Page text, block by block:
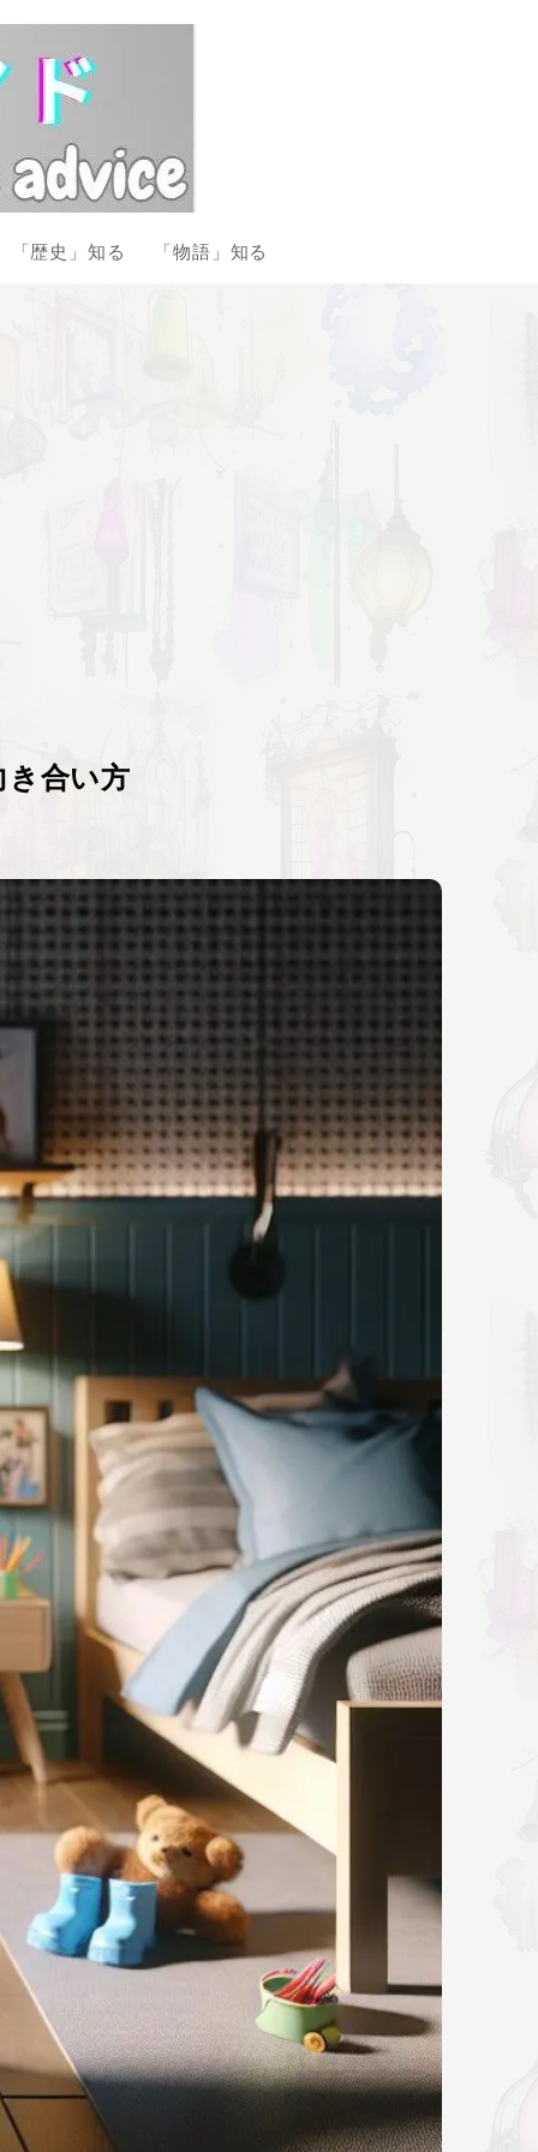
「歴史」知る 「物語」知る
合い方